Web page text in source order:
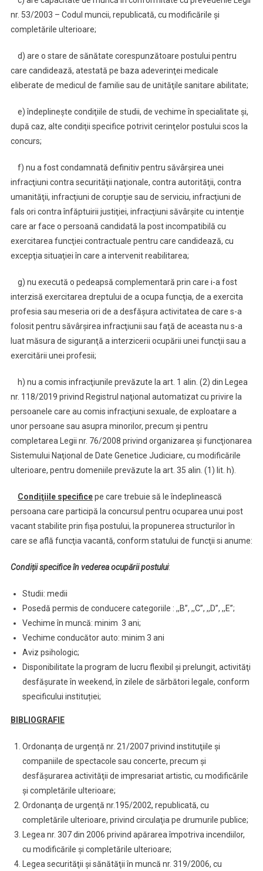
nr. 53/2003 – Codul muncii, republicată, cu modificările şi
completările ulterioare;
d) are o stare de sănătate corespunzătoare postului pentru
care candidează, atestată pe baza adeverinţei medicale
eliberate de medicul de familie sau de unităţile sanitare abilitate;
e) îndeplineşte condiţiile de studii, de vechime în specialitate şi,
după caz, alte condiţii specifice potrivit cerinţelor postului scos la
concurs;
f) nu a fost condamnată definitiv pentru săvârşirea unei
infracţiuni contra securităţii naţionale, contra autorităţii, contra
umanităţii, infracţiuni de corupţie sau de serviciu, infracţiuni de
fals ori contra înfăptuirii justiţiei, infracţiuni săvârşite cu intenţie
care ar face o persoană candidată la post incompatibilă cu
exercitarea funcţiei contractuale pentru care candidează, cu
excepţia situaţiei în care a intervenit reabilitarea;
g) nu execută o pedeapsă complementară prin care i-a fost
interzisă exercitarea dreptului de a ocupa funcţia, de a exercita
profesia sau meseria ori de a desfăşura activitatea de care s-a
folosit pentru săvârşirea infracţiunii sau faţă de aceasta nu s-a
luat măsura de siguranţă a interzicerii ocupării unei funcţii sau a
exercitării unei profesii;
h) nu a comis infracţiunile prevăzute la art. 1 alin. (2) din Legea
nr. 118/2019 privind Registrul naţional automatizat cu privire la
persoanele care au comis infracţiuni sexuale, de exploatare a
unor persoane sau asupra minorilor, precum şi pentru
completarea Legii nr. 76/2008 privind organizarea şi funcţionarea
Sistemului Naţional de Date Genetice Judiciare, cu modificările
ulterioare, pentru domeniile prevăzute la art. 35 alin. (1) lit. h).
Condiţiile specificepe care trebuie să le îndeplinească
persoana care participă la concursul pentru ocuparea unui post
vacant stabilite prin fişa postului, la propunerea structurilor în
care se află funcţia vacantă, conform statului de funcţii si anume:
Condiții specifice în vederea ocupării postului:
Studii: medii
Posedă permis de conducere categoriile : ,,B”, ,,C”, ,,D”, ,,E”;
Vechime în muncă: minim 3 ani;
Vechime conducător auto: minim 3 ani
Aviz psihologic;
Disponibilitate la program de lucru flexibil şi prelungit, activităţi
desfăşurate în weekend, în zilele de sărbători legale, conform
specificului instituției;
BIBLIOGRAFIE
Ordonanța de urgență nr. 21/2007 privind instituţiile şi
companiile de spectacole sau concerte, precum şi
desfăşurarea activităţii de impresariat artistic, cu modificările
şi completările ulterioare;
Ordonanţa de urgenţă nr.195/2002, republicată, cu
completările ulterioare, privind circulaţia pe drumurile publice;
Legea nr. 307 din 2006 privind apărarea împotriva incendiilor,
cu modificările și completările ulterioare;
Legea securităţii şi sănătăţii în muncă nr. 319/2006, cu